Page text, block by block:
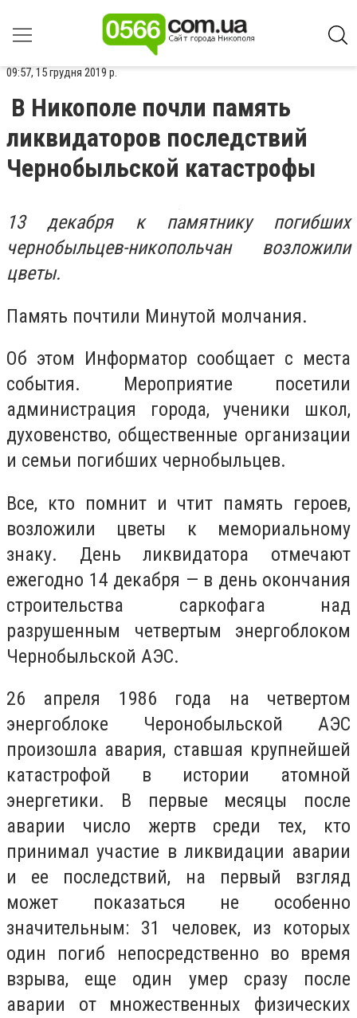
09:57, 15 грудня 2019 р.
В Никополе почли память
ликвидаторов последствий
Чернобыльской катастрофы
13 декабря к памятнику погибших
чернобыльцев-никопольчан возложили
цветы.
Память почтили Минутой молчания.
Об этом Информатор сообщает с места
события. Мероприятие посетили
администрация города, ученики школ,
духовенство, общественные организации
и семьи погибших чернобыльцев.
Все, кто помнит и чтит память героев,
возложили цветы к мемориальному
знаку. День ликвидатора отмечают
ежегодно 14 декабря — в день окончания
строительства саркофага над
разрушенным четвертым энергоблоком
Чернобыльской АЭС.
26 апреля 1986 года на четвертом
энергоблоке Черонобыльской АЭС
произошла авария, ставшая крупнейшей
катастрофой в истории атомной
энергетики. В первые месяцы после
аварии число жертв среди тех, кто
принимал участие в ликвидации аварии
и ее последствий, на первый взгляд
может показаться не особенно
значительным: 31 человек, из которых
один погиб непосредственно во время
взрыва, еще один умер сразу после
аварии от множественных физических